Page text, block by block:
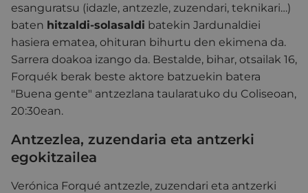
esanguratsu (idazle, antzezle, zuzendari, teknikari…)
baten hitzaldi-solasaldi batekin Jardunaldiei
hasiera ematea, ohituran bihurtu den ekimena da.
Sarrera doakoa izango da. Bestalde, bihar, otsailak 16,
Forquék berak beste aktore batzuekin batera
"Buena gente" antzezlana taularatuko du Coliseoan,
20:30ean.
Antzezlea, zuzendaria eta antzerki
egokitzailea
Verónica Forqué antzezle, zuzendari eta antzerki